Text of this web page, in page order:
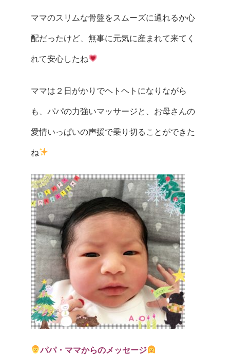
ママのスリムな骨盤をスムーズに通れるか心
配だったけど、無事に元気に産まれて来てく
れて安心したね
ママは２日がかりでヘトヘトになりながら
も、パパの力強いマッサージと、お母さんの
愛情いっぱいの声援で乗り切ることができた
ね
パパ・ママからのメッセージ